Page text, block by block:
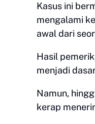
Kasus ini
mengalami
awal dari
Hasil
menjadi
Namun,
kerap